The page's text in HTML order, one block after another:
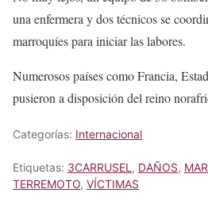
una enfermera y dos técnicos se
marroquíes para iniciar las labores.
Numerosos países como Francia,
pusieron a disposición del reino
Categorías: Internacional
Etiquetas: 3CARRUSEL , DAÑOS,
TERREMOTO, VÍCTIMAS